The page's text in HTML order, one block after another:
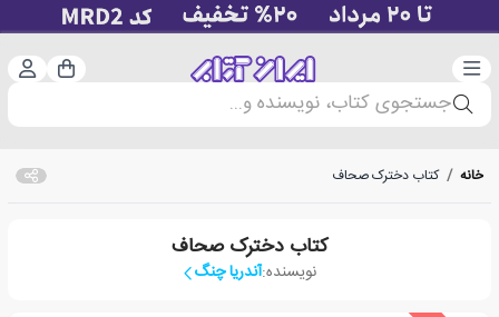
دسته‌بندی سبد
جستجوی کتاب، نویسنده و...
خانه / کتاب دخترک صحاف
کتاب دخترک صحاف
نویسنده:آندریا چنگ